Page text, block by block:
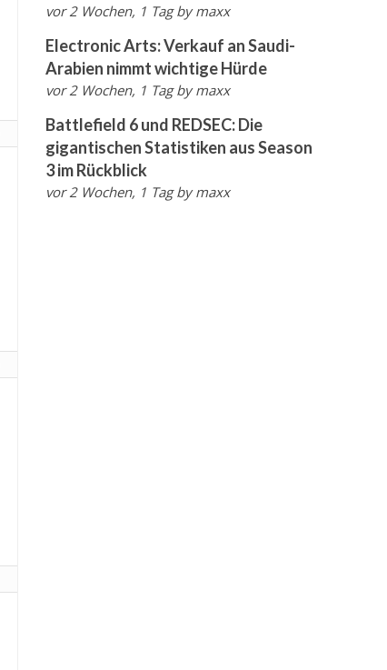
vor 2 Wochen, 1 Tag bymaxx
Electronic Arts: Verkauf an Saudi-
Arabien nimmt wichtige Hürde
vor 2 Wochen, 1 Tag bymaxx
Battlefield 6 und REDSEC: Die
gigantischen Statistiken aus Season
3 im Rückblick
vor 2 Wochen, 1 Tag bymaxx